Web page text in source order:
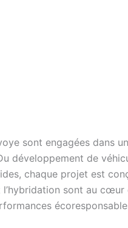
sont engagées dans
développement de
chaque projet est
sont au